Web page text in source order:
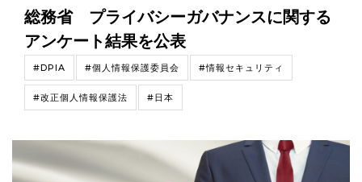
総務省 プライバシーガバナンスに関する
アンケート結果を公表
#DPIA #個人情報保護委員会 #情報セキュリティ
#改正個人情報保護法 #日本